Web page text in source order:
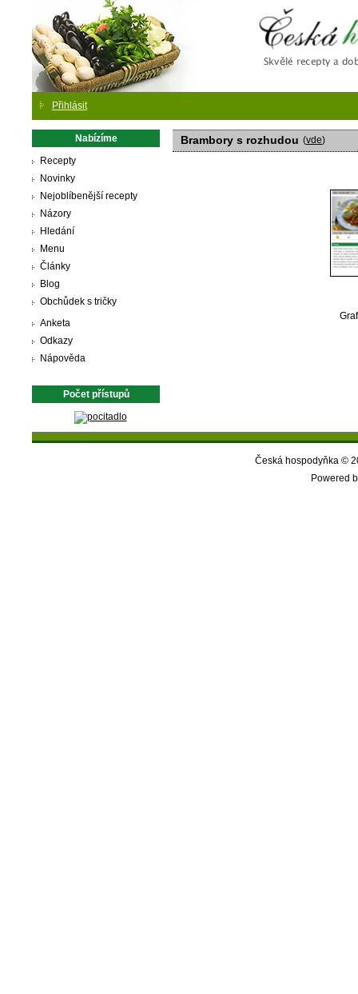
Přihlásit
Nabízíme
Recepty
Novinky
Nejoblíbenější recepty
Názory
Hledání
Menu
Články
Blog
Obchůdek s tričky
Anketa
Odkazy
Nápověda
Počet přístupů
Brambory s rozhudou (vde)
Česká hospodyňka ©
Powered